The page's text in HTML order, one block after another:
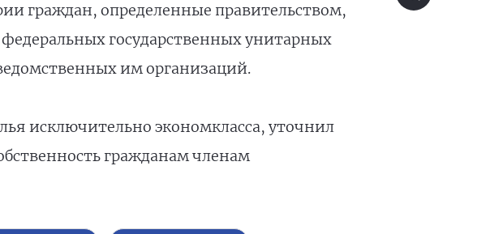
граждан, определенные правительством,
государственных унитарных
им организаций.
исключительно экономкласса, уточнил
гражданам членам